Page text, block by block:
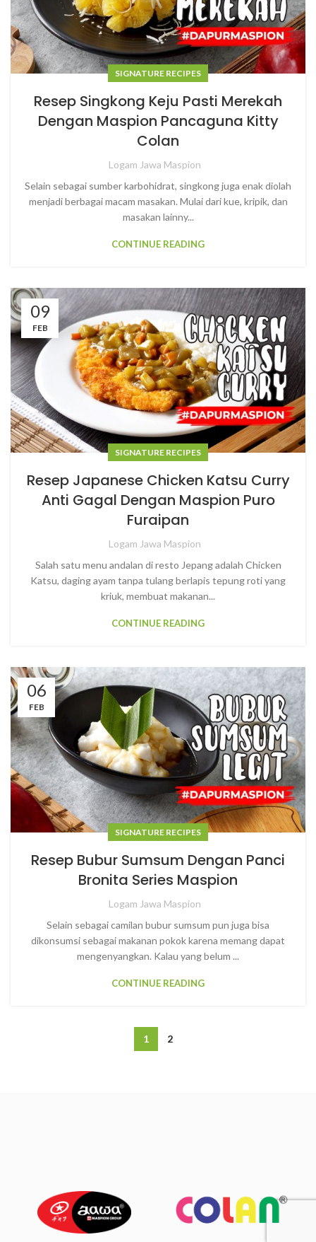
SIGNATURE RECIPES
Resep Singkong Keju Pasti Merekah
Dengan Maspion Pancaguna Kitty
Colan
Logam Jawa Maspion
Selain sebagai sumber karbohidrat, singkong juga enak diolah
menjadi berbagai macam masakan. Mulai dari kue, kripik, dan
masakan lainny...
CONTINUE READING
09
FEB
SIGNATURE RECIPES
Resep Japanese Chicken Katsu Curry
Anti Gagal Dengan Maspion Puro
Furaipan
Logam Jawa Maspion
Salah satu menu andalan di resto Jepang adalah Chicken
Katsu, daging ayam tanpa tulang berlapis tepung roti yang
kriuk, membuat makanan...
CONTINUE READING
06
FEB
SIGNATURE RECIPES
Resep Bubur Sumsum Dengan Panci
Bronita Series Maspion
Logam Jawa Maspion
Selain sebagai camilan bubur sumsum pun juga bisa
dikonsumsi sebagai makanan pokok karena memang dapat
mengenyangkan. Kalau yang belum ...
CONTINUE READING
1 2